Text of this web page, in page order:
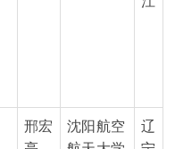
邢宏
沈阳航空
辽